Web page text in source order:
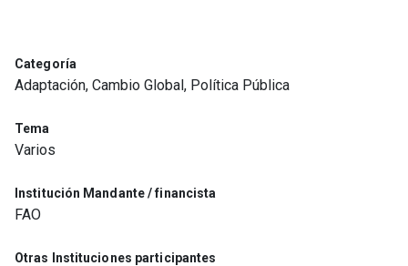
Categoría
Adaptación, Cambio Global, Política Pública
Tema
Varios
Institución Mandante / financista
FAO
Otras Instituciones participantes